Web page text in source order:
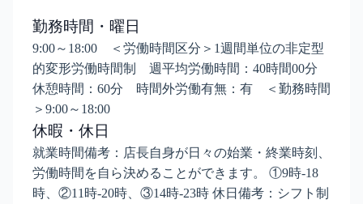
勤務時間・曜日
9:00～18:00 ＜労働時間区分＞1週間単位の非定型
的変形労働時間制 週平均労働時間：40時間00分
休憩時間：60分 時間外労働有無：有 ＜勤務時間
＞9:00～18:00
休暇・休日
就業時間備考：店長自身が日々の始業・終業時刻、
労働時間を自ら決めることができます。 ①9時-18
時、②11時-20時、③14時-23時 休日備考：シフト制